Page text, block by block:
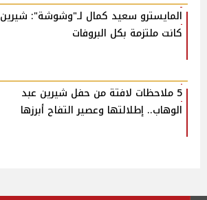
المايسترو سعيد كمال لـ"وشوشة": شيرين
كانت ملتزمة بكل البروفات
5 ملاحظات لافتة من حفل شيرين عبد
الوهاب.. إطلالتها وعصير التفاح أبرزها